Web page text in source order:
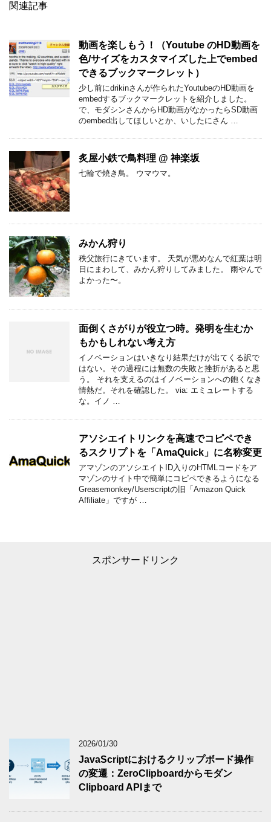
関連記事
動画を楽しもう！（Youtube のHD動画を
色/サイズをカスタマイズした上でembed
できるブックマークレット）
少し前にdrikinさんが作られたYoutubeのHD動画を
embedするブックマークレットを紹介しました。
で、モダシンさんからHD動画がなかったらSD動画
のembed出してほしいとか、いしたにさん …
炙屋小鉄で鳥料理 @ 神楽坂
七輪で焼き鳥。 ウマウマ。
みかん狩り
秩父旅行にきています。 天気が悪めなんで紅葉は明
日にまわして、みかん狩りしてみました。 雨やんで
よかった〜。
面倒くさがりが役立つ時。発明を生むか
もかもしれない考え方
イノベーションはいきなり結果だけが出てくる訳で
はない。その過程には無数の失敗と挫折があると思
う。 それを支えるのはイノベーションへの飽くなき
情熱だ。それを確認した。 via: エミュレートする
な。イノ …
アソシエイトリンクを高速でコピペでき
るスクリプトを「AmaQuick」に名称変更
アマゾンのアソシエイトID入りのHTMLコードをア
マゾンのサイト中で簡単にコピペできるようになる
Greasemonkey/Userscriptの旧「Amazon Quick
Affiliate」ですが …
スポンサードリンク
2026/01/30
JavaScriptにおけるクリップボード操作
の変遷：ZeroClipboardからモダン
Clipboard APIまで